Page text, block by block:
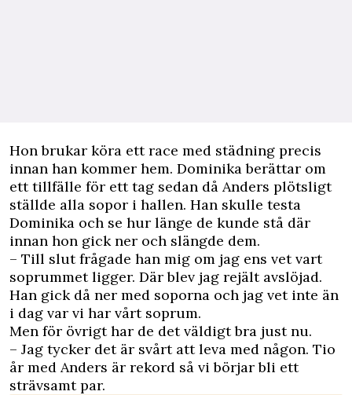
Hon brukar köra ett race med städning precis
innan han kommer hem. Dominika berättar om
ett tillfälle för ett tag sedan då Anders plötsligt
ställde alla sopor i hallen. Han skulle testa
Dominika och se hur länge de kunde stå där
innan hon gick ner och slängde dem.
– Till slut frågade han mig om jag ens vet vart
soprummet ligger. Där blev jag rejält avslöjad.
Han gick då ner med soporna och jag vet inte än
i dag var vi har vårt soprum.
Men för övrigt har de det väldigt bra just nu.
– Jag tycker det är svårt att leva med någon. Tio
år med Anders är rekord så vi börjar bli ett
strävsamt par.